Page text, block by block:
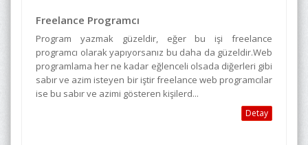
Freelance Programcı
Program yazmak güzeldir, eğer bu işi freelance
programcı olarak yapıyorsanız bu daha da güzeldir.Web
programlama her ne kadar eğlenceli olsada diğerleri gibi
sabır ve azim isteyen bir iştir freelance web programcılar
ise bu sabır ve azimi gösteren kişilerd...
Detay